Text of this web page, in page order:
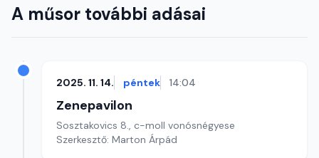
A műsor további adásai
2025. 11. 14. péntek 14:04
Zenepavilon
Sosztakovics 8., c-moll vonósnégyese
Szerkesztő: Marton Árpád